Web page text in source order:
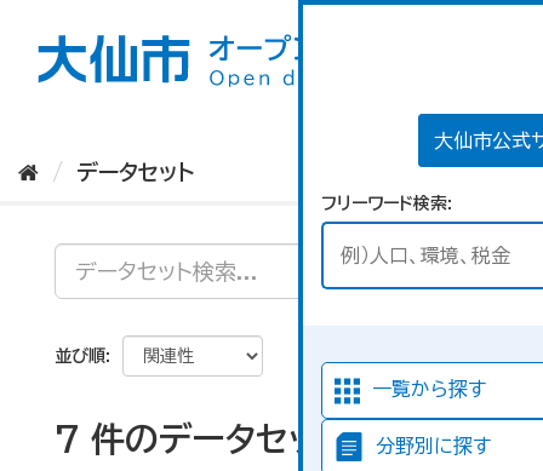
大仙市公式
フリーワード検索
一覧から探す
分野別に探す
データセット
並び順
7 件のデータセットが見つか